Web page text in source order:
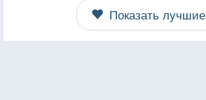
Показать лучшие